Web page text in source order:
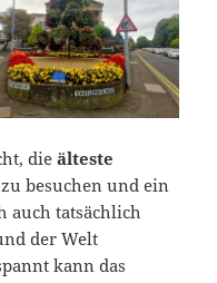
dieälteste
besuchen und ein
auch tatsächlich
der Welt
kann das